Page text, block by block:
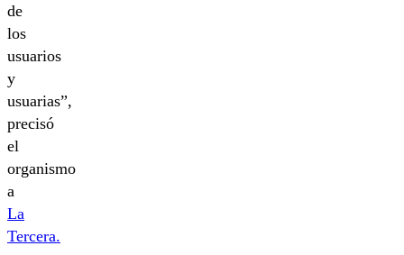
de
los
usuarios
y
usuarias”,
precisó
el
organismo
a
La
Tercera.